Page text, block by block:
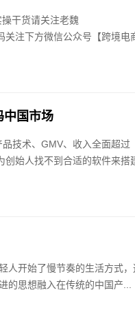
干货请关注老魏
注下方微信公众号【跨境电
中国市场
技术、GMV、收入全面超过
创始人找不到合适的软件来搭
人开始了慢节奏的生活方式，
的思想融入在传统的中国产...